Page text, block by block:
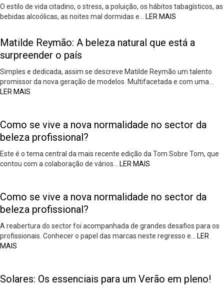
O estilo de vida citadino, o stress, a poluição, os hábitos tabagísticos, as
bebidas alcoólicas, as noites mal dormidas e…
LER MAIS
Matilde Reymão: A beleza natural que está a
surpreender o país
Simples e dedicada, assim se descreve Matilde Reymão um talento
promissor da nova geração de modelos. Multifacetada e com uma…
LER MAIS
Como se vive a nova normalidade no sector da
beleza profissional?
Este é o tema central da mais recente edição da Tom Sobre Tom, que
contou com a colaboração de vários…
LER MAIS
Como se vive a nova normalidade no sector da
beleza profissional?
A reabertura do sector foi acompanhada de grandes desafios para os
profissionais. Conhecer o papel das marcas neste regresso e…
LER
MAIS
Solares: Os essenciais para um Verão em pleno!